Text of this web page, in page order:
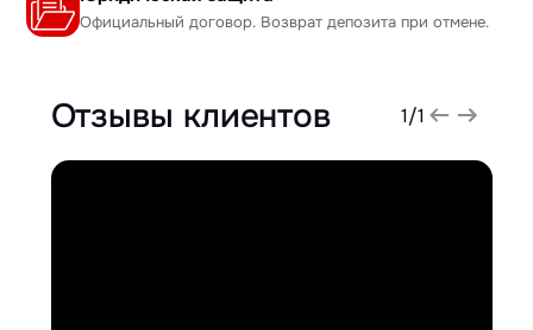
Официальный договор. Возврат депозита при отмене.
Отзывы клиентов 1/1